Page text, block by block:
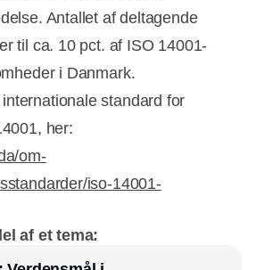
Antallet af deltagende
til ca. 10 pct. af ISO 14001-
i Danmark.
standard for
her:
om-
iso-14001-
af et tema: